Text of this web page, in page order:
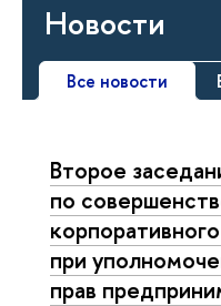
Новости
Все новости
Второе
по
при
прав